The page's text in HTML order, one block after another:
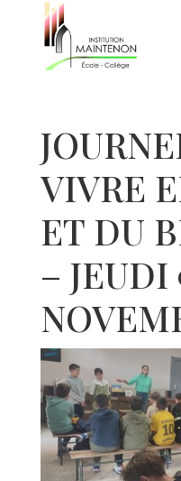
VIVRE
ET DU
– JEUDI